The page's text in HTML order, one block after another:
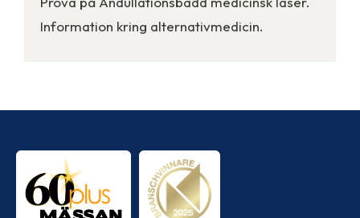
Information kring alternativmedicin.